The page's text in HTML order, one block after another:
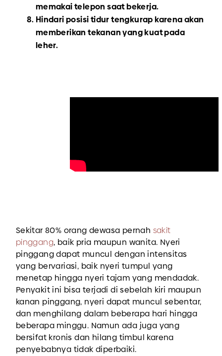
memakai telepon saat bekerja.
Hindari posisi tidur tengkurap karena akan
memberikan tekanan yang kuat pada
leher.
Sekitar 80% orang dewasa pernah sakit
pinggang, baik pria maupun wanita. Nyeri
pinggang dapat muncul dengan intensitas
yang bervariasi, baik nyeri tumpul yang
menetap hingga nyeri tajam yang mendadak.
Penyakit ini bisa terjadi di sebelah kiri maupun
kanan pinggang, nyeri dapat muncul sebentar,
dan menghilang dalam beberapa hari hingga
beberapa minggu. Namun ada juga yang
bersifat kronis dan hilang timbul karena
penyebabnya tidak diperbaiki.